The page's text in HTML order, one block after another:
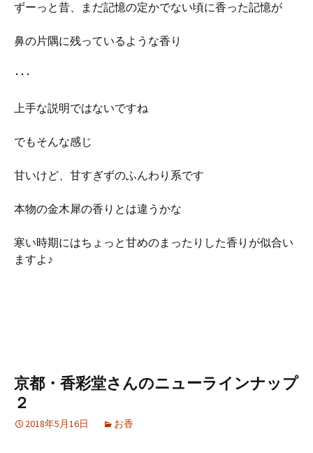
ずーっと昔、まだ記憶の定かでない頃に香った記憶が
鼻の片隅に残っているような香り
･･･
上手な説明ではないですね
でもそんな感じ
甘いけど、甘すぎずのふんわり系です
本物の金木犀の香りとは違うかな
寒い時期にはちょっと甘めのまったりした香りが似合い
ますよ♪
京都・香彩堂さんのニューラインナップ
２
2018年5月16日 お香